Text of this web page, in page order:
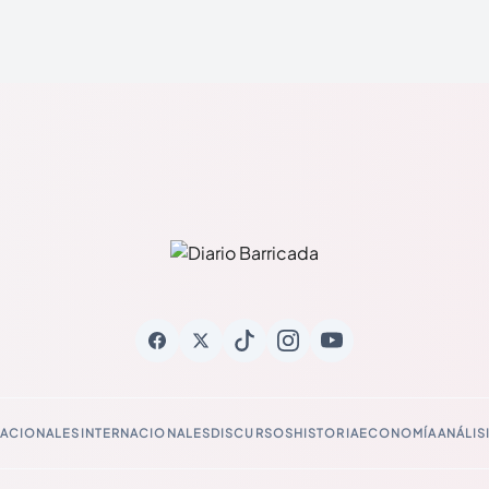
INTERNACIONALESDISCURSOSHISTORIAECONOMÍA